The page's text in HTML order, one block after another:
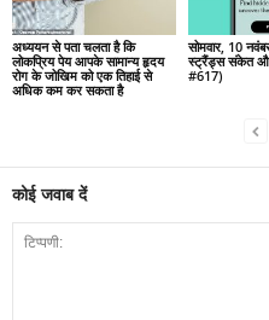
अध्ययन से पता चलता है कि
लोकप्रिय पेय आपके सामान्य हृदय
रोग के जोखिम को एक तिहाई से
अधिक कम कर सकता है
सोमवार, 10
स्ट्रैंड्स संकेत
#617)
कोई जवाब दें